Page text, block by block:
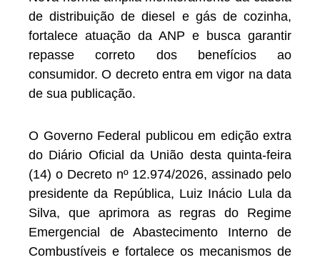
de distribuição de diesel e gás de cozinha,
fortalece atuação da ANP e busca garantir
repasse correto dos benefícios ao
consumidor. O decreto entra em vigor na data
de sua publicação.
O Governo Federal publicou em edição extra
do Diário Oficial da União desta quinta-feira
(14) o Decreto nº 12.974/2026, assinado pelo
presidente da República, Luiz Inácio Lula da
Silva, que aprimora as regras do Regime
Emergencial de Abastecimento Interno de
Combustíveis e fortalece os mecanismos de